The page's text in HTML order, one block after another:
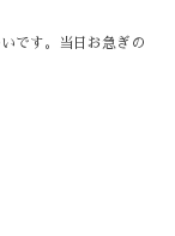
です。当日お急ぎの